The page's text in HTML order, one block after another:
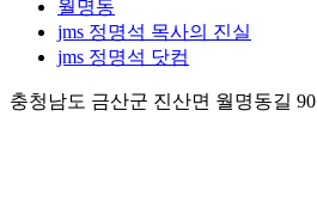
월명동
jms 정명석 목사의 진실
jms 정명석 닷컴
충청남도 금산군 진산면 월명동길 90